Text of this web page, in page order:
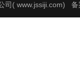
司( www.jssiji.com) 备